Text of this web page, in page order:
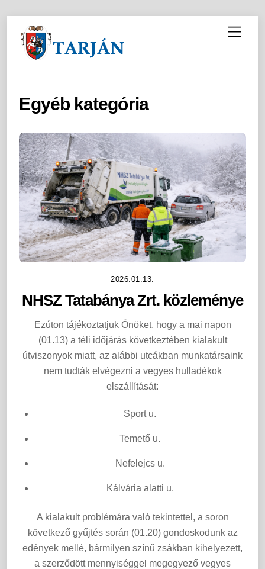
M
e
Egyéb kategória
2026.01.13.
NHSZ Tatabánya Zrt. közleménye
Ezúton tájékoztatjuk Önöket, hogy a mai napon
(01.13) a téli időjárás következtében kialakult
útviszonyok miatt, az alábbi utcákban munkatársaink
nem tudták elvégezni a vegyes hulladékok
elszállítását:
Sport u.
Temető u.
Nefelejcs u.
Kálvária alatti u.
A kialakult problémára való tekintettel, a soron
következő gyűjtés során (01.20) gondoskodunk az
edények mellé, bármilyen színű zsákban kihelyezett,
a szerződött mennyiséggel megegyező vegyes